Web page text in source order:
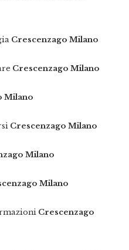
Crescenzago Milano
Crescenzago Milano
Milano
Crescenzago Milano
Milano
Milano
Crescenzago